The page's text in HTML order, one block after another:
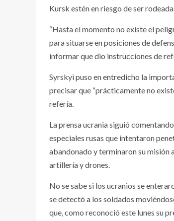
Kursk estén en riesgo de ser
“Hasta el momento no existe el
para situarse en posiciones de
informar que dio instrucciones de
Syrskyi puso en entredicho la
precisar que “prácticamente no
refería.
La prensa ucrania siguió
especiales rusas que intentaron
abandonado y terminaron su misión
artillería y drones.
No se sabe si los ucranios se
se detectó a los soldados
que, como reconoció este lunes su